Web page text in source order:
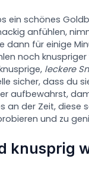
ein schönes
anfühlen,
dann für einige
noch knuspriger
leckere
sicher, dass du
aufbewahrst,
an der Zeit, diese
und zu
knusprig